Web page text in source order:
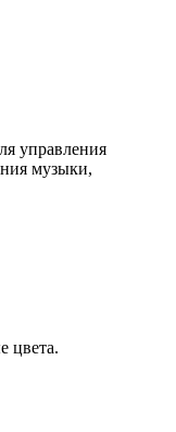
управления
музыки,
цвета.